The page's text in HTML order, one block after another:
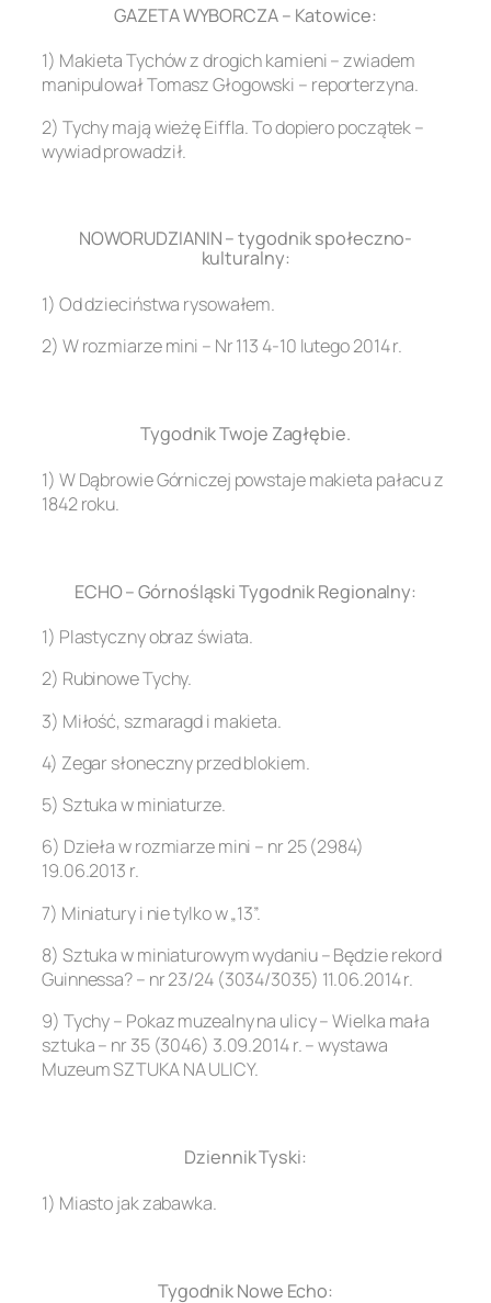
GAZETA WYBORCZA – Katowice:
1) Makieta Tychów z drogich kamieni – zwiadem
manipulował Tomasz Głogowski – reporterzyna.
2) Tychy mają wieżę Eiffla. To dopiero początek –
wywiad prowadził.
NOWORUDZIANIN – tygodnik społeczno-
kulturalny:
1) Od dzieciństwa rysowałem.
2) W rozmiarze mini – Nr 113 4-10 lutego 2014 r.
Tygodnik Twoje Zagłębie.
1) W Dąbrowie Górniczej powstaje makieta pałacu z
1842 roku.
ECHO – Górnośląski Tygodnik Regionalny:
1) Plastyczny obraz świata.
2) Rubinowe Tychy.
3) Miłość, szmaragd i makieta.
4) Zegar słoneczny przed blokiem.
5) Sztuka w miniaturze.
6) Dzieła w rozmiarze mini – nr 25 (2984)
19.06.2013 r.
7) Miniatury i nie tylko w „13”.
8) Sztuka w miniaturowym wydaniu – Będzie rekord
Guinnessa? – nr 23/24 (3034/3035) 11.06.2014 r.
9) Tychy – Pokaz muzealny na ulicy – Wielka mała
sztuka – nr 35 (3046) 3.09.2014 r. – wystawa
Muzeum SZTUKA NA ULICY.
Dziennik Tyski:
1) Miasto jak zabawka.
Tygodnik Nowe Echo: